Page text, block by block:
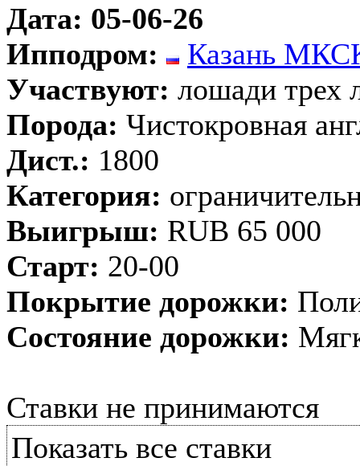
Дата: 05-06-26
Ипподром:
Казань
Участвуют: лошади трех
Порода: Чистокровная
Дист.: 1800
Категория:
Выигрыш: RUB 65 000
Старт: 20-00
Покрытие дорожки:
Состояние дорожки:
Ставки не принимаются
Показать все ставки